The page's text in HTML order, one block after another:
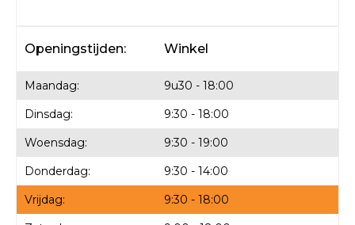
Openingstijden: Winkel
Maandag:
9u30 - 18:00
Dinsdag:
9:30 - 18:00
Woensdag:
9:30 - 19:00
Donderdag:
9:30 - 14:00
Vrijdag:
9:30 - 18:00